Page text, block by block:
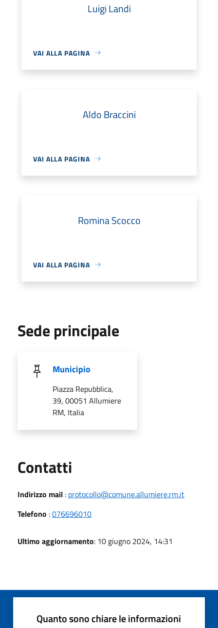
Luigi Landi
VAI ALLA PAGINA
Aldo Braccini
VAI ALLA PAGINA
Romina Scocco
VAI ALLA PAGINA
Sede principale
Municipio
Piazza Repubblica,
39, 00051 Allumiere
RM, Italia
Contatti
Indirizzo mail : protocollo@comune.allumiere.rm.it
Telefono :076696010
Ultimo aggiornamento: 10 giugno 2024, 14:31
Quanto sono chiare le informazioni